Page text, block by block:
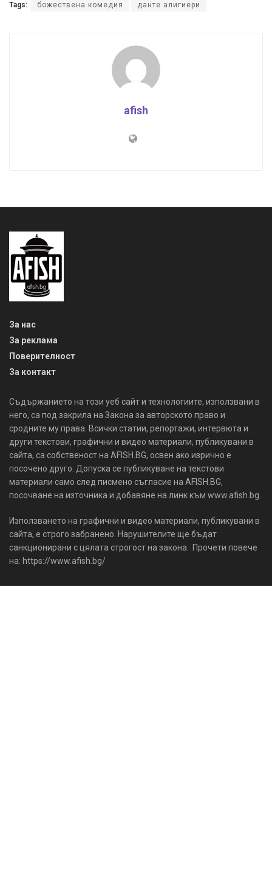
Tags: божествена комедия данте алигиери
afish
За нас
За реклама
Поверителност
За контакт
Съдържанието на този уеб сайт и технологиите, използвани в
него, са под закрила на Закона за авторското право и
сродните му права. Всички статии, репортажи, интервюта и
други текстови, графични и видео материали, публикувани в
сайта, са собственост на AFISH.BG, освен ако изрично е
посочено друго. Допуска се публикуване на текстови
материали само след писмено съгласие на AFISH.BG,
посочване на източника и добавяне на линк към www.afish.bg.
Използването на графични и видео материали, публикувани в
сайта, е строго забранено. Нарушителите ще бъдат
санкционирани с цялата строгост на закона. Прочети повече
на: https://www.afish.bg/